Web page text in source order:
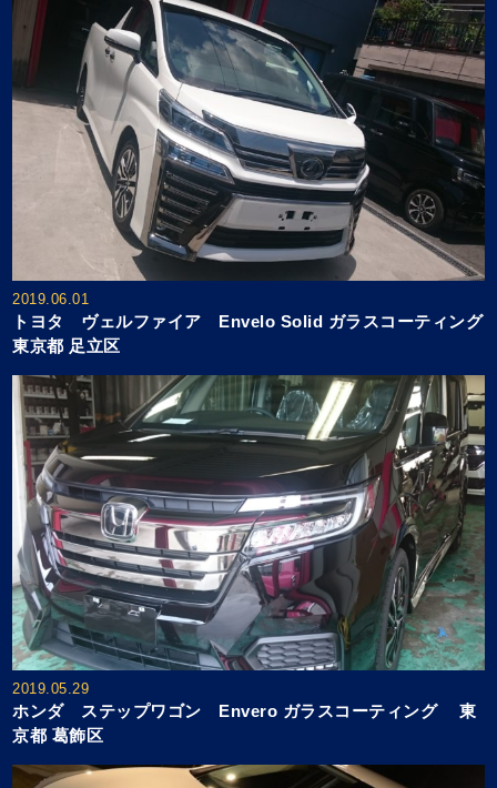
2019.06.01
トヨタ ヴェルファイア Envelo Solid ガラスコーティング
東京都 足立区
2019.05.29
ホンダ ステップワゴン Envero ガラスコーティング 東
京都 葛飾区